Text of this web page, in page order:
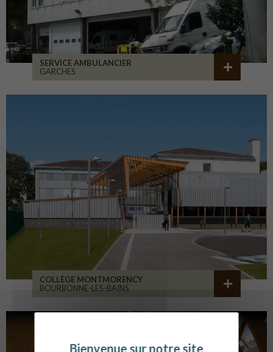
SERVICE AMBULANCIER
GARCHES
COLLÈGE MONTMORENCY
BOURBONNE-LES-BAINS